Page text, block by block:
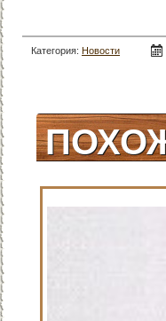
Категория: Новости
Зимняя рыбалка/Ловля
на спиннинг/ Способы
ловли